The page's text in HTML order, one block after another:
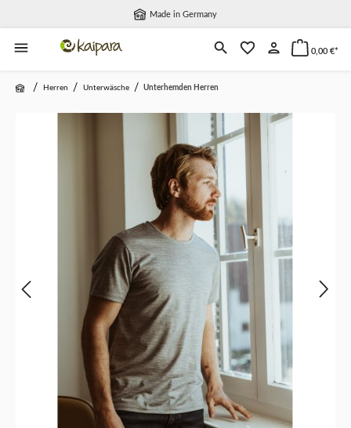
Made in Germany
0,00 €*
/ Herren / Unterwäsche / Unterhemden Herren